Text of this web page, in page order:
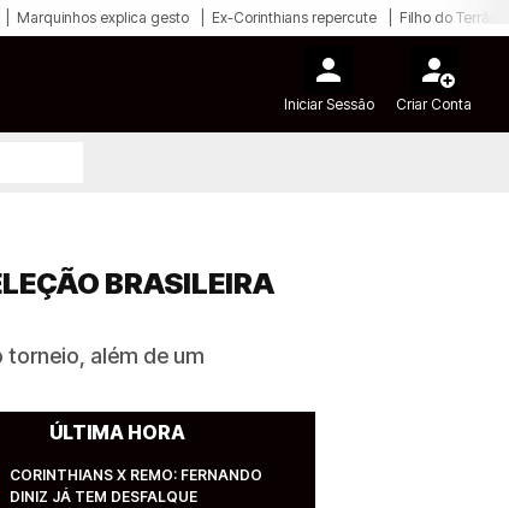
Marquinhos explica gesto Ex-Corinthians repercute Filho do Terrão
Iniciar Sessão Criar Conta
BRASILEIRA
torneio, além de um
ÚLTIMA HORA
CORINTHIANS X REMO: FERNANDO
DINIZ JÁ TEM DESFALQUE